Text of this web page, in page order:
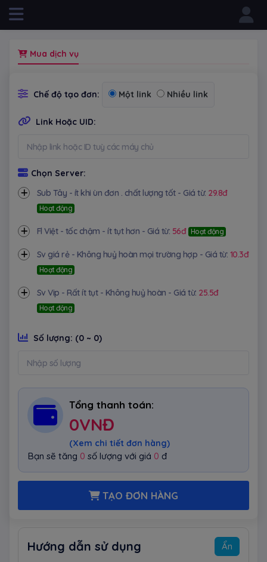
Mua dịch vụ
Chế độ tạo đơn: Một link Nhiều link
Link Hoặc UID:
Chọn Server:
Sub Tây - ít khi ùn đơn . chất lượng tốt - Giá từ: 29.8đ
Hoạt động
Fl Việt - tốc chậm - ít tụt hơn - Giá từ: 56đ Hoạt động
Sv giá rẻ - Không huỷ hoàn mọi trường hợp - Giá từ: 10.3đ
Hoạt động
Sv Vip - Rất ít tụt - Không huỷ hoàn - Giá từ: 25.5đ
Hoạt động
Số lượng: (0 ~ 0)
Tổng thanh toán:
0VNĐ
(Xem chi tiết đơn hàng)
Bạn sẽ tăng 0 số lượng với giá 0 đ
TẠO ĐƠN HÀNG
Hướng dẫn sử dụng Ẩn